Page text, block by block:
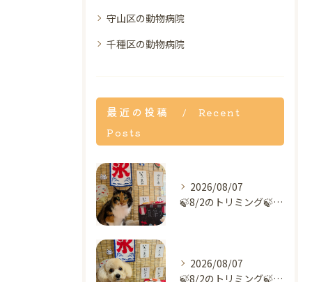
守山区の動物病院
千種区の動物病院
最近の投稿
Recent
Posts
2026/08/07
🍃8/2のトリミング🍃MIX🐱｜名東区・千種区・守山区の動物...
2026/08/07
🍃8/2のトリミング🍃ミックス犬🐶｜名東区・千種区・守山区の...